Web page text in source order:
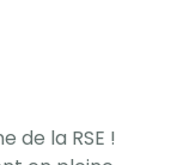
de la RSE !